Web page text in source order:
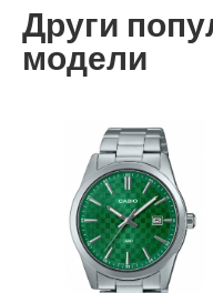
Други
модели